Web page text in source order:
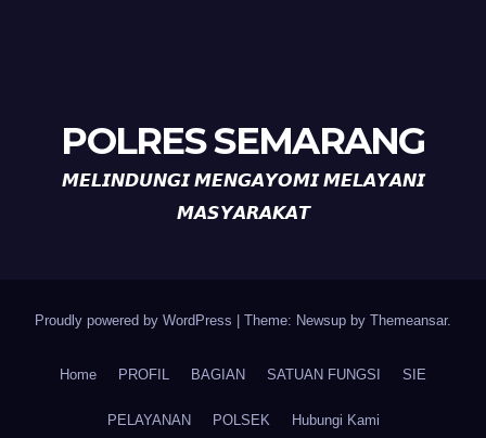
POLRES SEMARANG
𝙈𝙀𝙇𝙄𝙉𝘿𝙐𝙉𝙂𝙄 𝙈𝙀𝙉𝙂𝘼𝙔𝙊𝙈𝙄 𝙈𝙀𝙇𝘼𝙔𝘼𝙉𝙄
𝙈𝘼𝙎𝙔𝘼𝙍𝘼𝙆𝘼𝙏
Proudly powered by WordPress Theme: Newsup by Themeansar.
Home PROFIL BAGIAN SATUAN FUNGSI SIE
PELAYANAN POLSEK Hubungi Kami